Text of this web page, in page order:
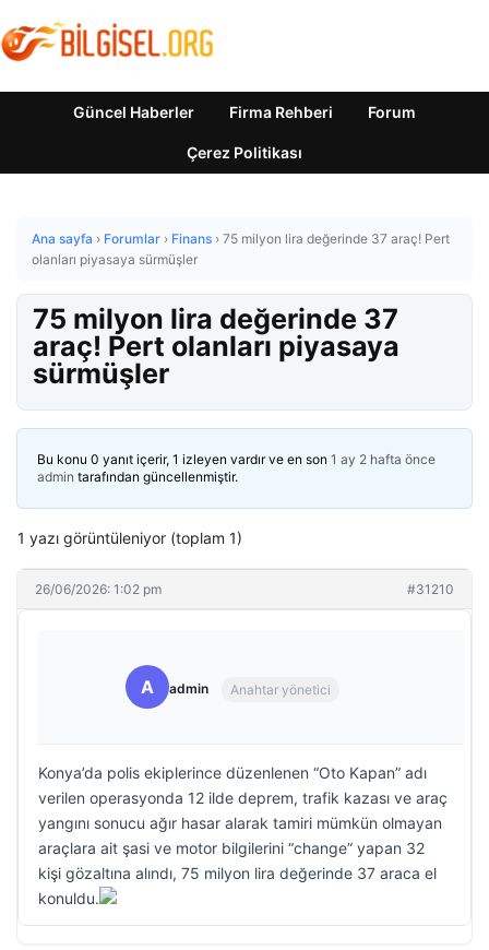
Güncel Haberler Firma Rehberi Forum
Çerez Politikası
Ana sayfa › Forumlar › Finans › 75 milyon lira değerinde 37 araç! Pert
olanları piyasaya sürmüşler
75 milyon lira değerinde 37
araç! Pert olanları piyasaya
sürmüşler
Bu konu 0 yanıt içerir, 1 izleyen vardır ve en son 1 ay 2 hafta önce
admin tarafından güncellenmiştir.
1 yazı görüntüleniyor (toplam 1)
26/06/2026: 1:02 pm #31210
A admin Anahtar yönetici
Konya’da polis ekiplerince düzenlenen “Oto Kapan” adı
verilen operasyonda 12 ilde deprem, trafik kazası ve araç
yangını sonucu ağır hasar alarak tamiri mümkün olmayan
araçlara ait şasi ve motor bilgilerini “change” yapan 32
kişi gözaltına alındı, 75 milyon lira değerinde 37 araca el
konuldu.